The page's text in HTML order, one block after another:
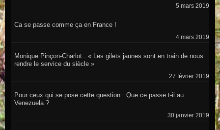
5 mars 2019
Ca se passe comme ça en France !
4 mars 2019
Monique Pinçon-Charlot : « Les gilets jaunes sont en train de nous
rendre le service du siècle »
27 février 2019
Pour ceux qui se pose cette question : Que ce passe t-il au
Venezuela ?
30 janvier 2019